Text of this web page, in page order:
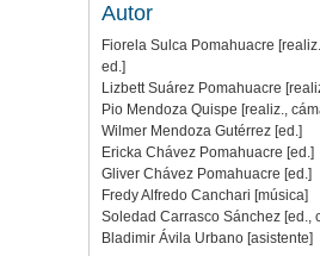
Autor
Fiorela Sulca Pomahuacre
ed.]
Lizbett Suárez Pomahuacre
Pio Mendoza Quispe [realiz.,
Wilmer Mendoza Gutérrez [ed.]
Ericka Chávez Pomahuacre [ed.]
Gliver Chávez Pomahuacre [ed.]
Fredy Alfredo Canchari [música]
Soledad Carrasco Sánchez [ed.,
Bladimir Ávila Urbano [asistente]